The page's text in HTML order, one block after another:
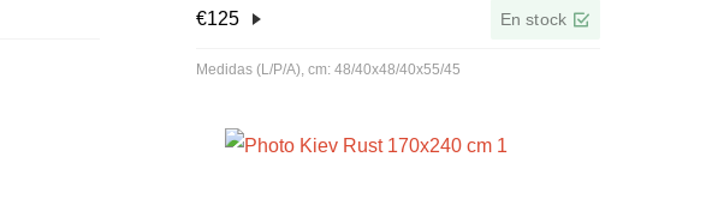
€125 En stock
Medidas (L/P/A), cm: 48/40x48/40x55/45